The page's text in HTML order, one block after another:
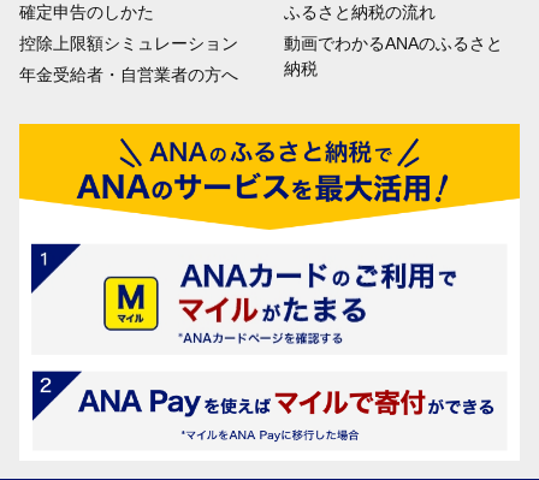
確定申告のしかた
控除上限額シミュレーション
年金受給者・自営業者の方へ
ふるさと納税の流れ
動画でわかるANAのふるさと
納税